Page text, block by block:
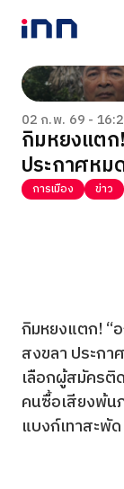
NEWS
LIFESTYLE
HOROSCOPE
LOTTERY
VIDEO
02 ก.พ. 69 -
กิมหยงแตก
ประกาศหม
การเมือง ข่าว
กิมหยงแตก! “
สงขลา ประกา
เลือกผู้สมัครติ
คนซื้อเสียงพ้น
แบงก์เทาสะพัด